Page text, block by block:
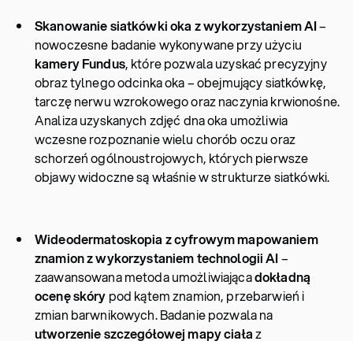
Skanowanie siatkówki oka z wykorzystaniem AI–
nowoczesne badanie wykonywane przy użyciu
kamery Fundus, które pozwala uzyskać precyzyjny
obraz tylnego odcinka oka – obejmujący siatkówkę,
tarczę nerwu wzrokowego oraz naczynia krwionośne.
Analiza uzyskanych zdjęć dna oka umożliwia
wczesne rozpoznanie wielu chorób oczu oraz
schorzeń ogólnoustrojowych, których pierwsze
objawy widoczne są właśnie w strukturze siatkówki.
Wideodermatoskopia z cyfrowym mapowaniem
znamion z wykorzystaniem technologii AI–
zaawansowana metoda umożliwiającadokładną
ocenę skóry pod kątem znamion, przebarwień i
zmian barwnikowych. Badanie pozwala na
utworzenie szczegółowej mapy ciałaz